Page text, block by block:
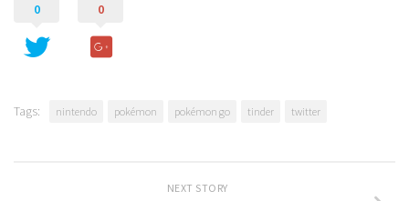
0 0
Tags: nintendo pokémon pokémon go tinder twitter
NEXT STORY